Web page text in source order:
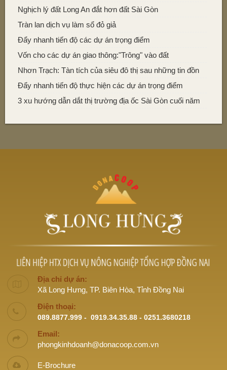
Nghịch lý đất Long An đắt hơn đất Sài Gòn
Tràn lan dịch vụ làm sổ đỏ giả
​Đẩy nhanh tiến độ các dự án trọng điểm
Vốn cho các dự án giao thông:"Trông" vào đất
Nhơn Trạch: Tàn tích của siêu đô thị sau những tin đồn
Đẩy nhanh tiến độ thực hiện các dự án trọng điểm
3 xu hướng dẫn dắt thị trường địa ốc Sài Gòn cuối năm
Địa chỉ dự án:
Xã Long Hưng, TP. Biên Hòa, Tỉnh Đồng Nai
Điện thoại:
089.8877.999 - 0919.34.35.88 - 0251.3680218
Email:
phongkinhdoanh@donacoop.com.vn
E-Brochure